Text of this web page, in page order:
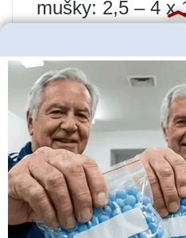
mušky: 2,5 – 4 x
1,25 – 1,75 mm,
2 – 3 g.
Kořenový
dosahuje 10 m,
šikmo
vodorovnými
delšími než 1 m.